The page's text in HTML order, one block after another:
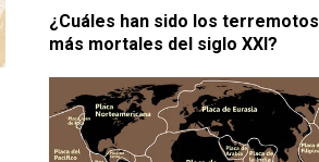
¿Cuáles han sido los terremotos
más mortales del siglo XXI?